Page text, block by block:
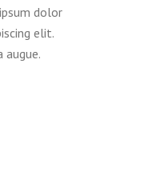
dolor
elit.
augue.